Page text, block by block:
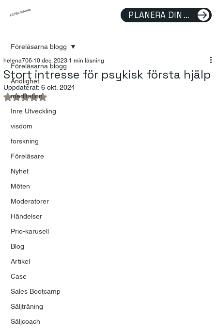
FÖRELÄSARNA PLANERA DIN FÖRELÄSNING
Föreläsarna blogg
Andlighet
meditation
Inre Utveckling
visdom
forskning
Föreläsare
Nyhet
Möten
Moderatorer
Händelser
Prio-karusell
Blog
Artikel
Case
Sales Bootcamp
Säljträning
Säljcoach
Föreläsarna blogg
Stort intresse för psykisk första hjälp
helena706 10 dec. 2023 1 min läsning
Uppdaterat: 6 okt. 2024
Betygsatt till NaN av 5 stjärnor.